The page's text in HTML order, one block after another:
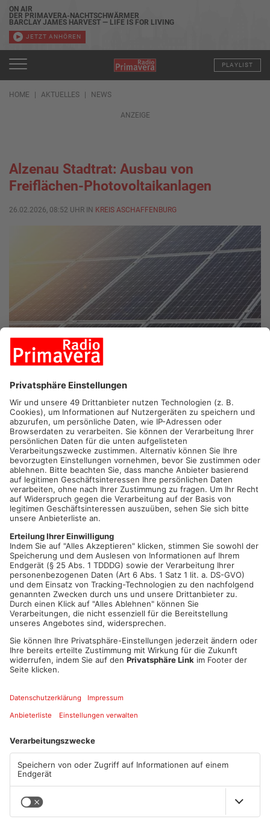
ON AIR
DER PRIMAVERA-NACHTSCHWÄRMER
BARCLAY JAMES HARVEST — LIFE IS FOR LIVING
JETZT ANHÖREN
PLAYLIST
HOME AKTUELLES NEWS
ANZEIGE
Alzenau Stadtrat: Ausbau von
Freiflächen-Photovoltaikanlagen
26.02.2026, 08:52 UHR IN KREIS ASCHAFFENBURG
ALZENAU.In Alzenau geht es heute um den weiteren Ausbau
von Freiflächen-Photovoltaikanlagen. Im Stadtrat wird ein
Standortkonzept vorgestellt, das festlegt, wo solche Anlagen
künftig möglich sein sollen. Grundlage ist ein bereits
beschlossener Kriterienkatalog mit Vorgaben zum Schutz von
Natur, Landschaft und Landwirtschaft. Das Konzept soll als
Leitlinie für künftige Planungen dienen und die kommunalen
Klimaziele berücksichtigen.
Artikel teilen
ANZEIGE
Aschaffenburg